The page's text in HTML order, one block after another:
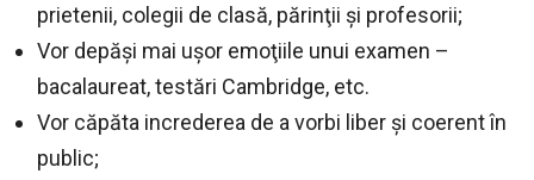
prietenii, colegii de clasă, părinţii şi profesorii;
Vor depăşi mai uşor emoţiile unui examen –
bacalaureat, testări Cambridge, etc.
Vor căpăta increderea de a vorbi liber şi coerent în
public;